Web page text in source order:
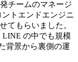
チームのマネージ
トエンドエンジニ
てもらいました。
の中でも規模
背景から裏側の運